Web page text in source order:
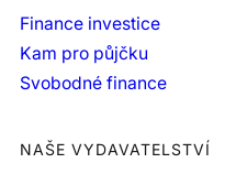
Finance investice
Kam pro půjčku
Svobodné finance
NAŠE VYDAVATELSTVÍ